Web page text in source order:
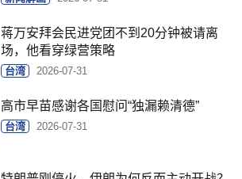
蒋万安拜会民进党团不到20分钟被请离
场，他看穿绿营策略
台湾 2026-07-31
高市早苗感谢各国慰问“独漏赖清德”
台湾 2026-07-31